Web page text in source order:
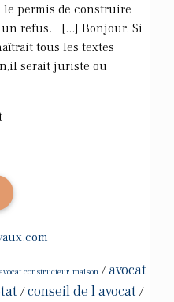
le permis de construire
un refus. [...] Bonjour. Si
tous les textes
serait juriste ou
constructeur maison /avocat
/conseil de l avocat /